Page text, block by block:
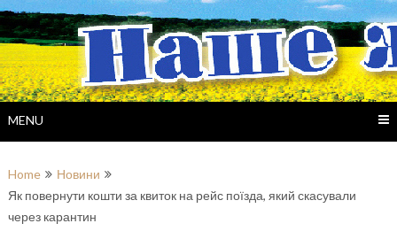
Skip
to
content
MENU
Home
Новини
Як повернути кошти за квиток на рейс поїзда, який скасували
через карантин